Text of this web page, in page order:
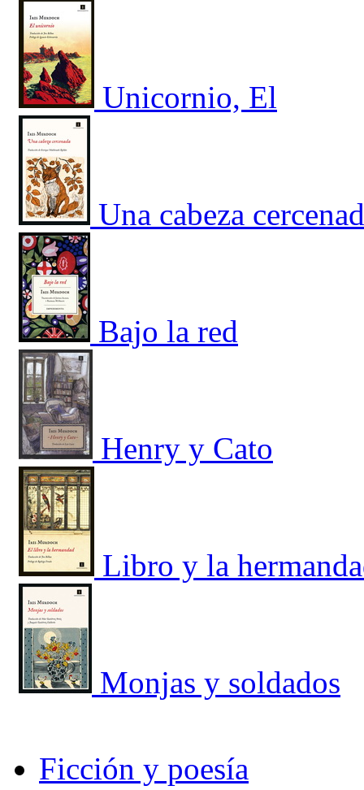
Unicornio, El
Una cabeza
Bajo la red
Henry y Cato
Libro y la
Monjas y soldados
Ficción y poesía